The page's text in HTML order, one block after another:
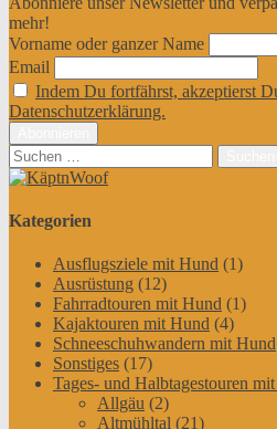
mehr!
Vorname oder ganzer Name
Email
Indem Du fortfährst, akzeptierst
Datenschutzerklärung.
Suchen
nach:
Kategorien
Ausflugsziele mit Hund (1)
Ausrüstung (12)
Fahrradtouren mit Hund (1)
Kajaktouren mit Hund (4)
Schneeschuhwandern mit Hund
Sonstiges (17)
Tages- und Halbtagestouren
Allgäu (2)
Altmühltal (21)